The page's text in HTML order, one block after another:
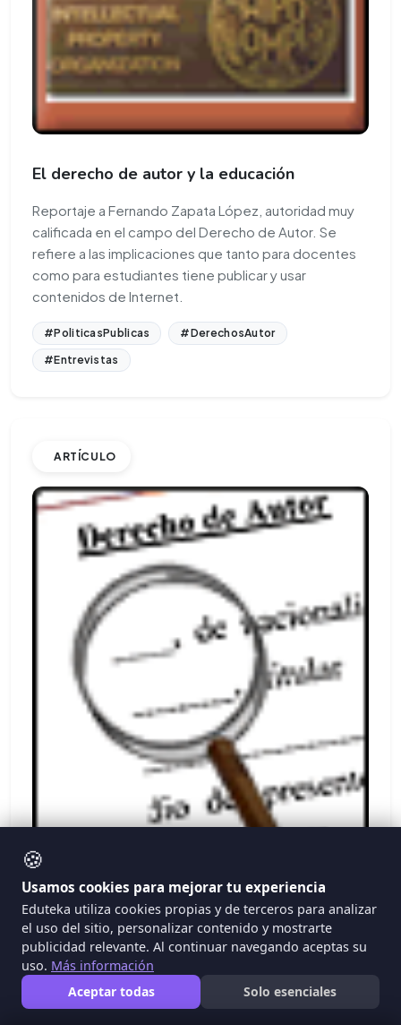
El derecho de autor y la educación
Reportaje a Fernando Zapata López, autoridad muy
calificada en el campo del Derecho de Autor. Se
refiere a las implicaciones que tanto para docentes
como para estudiantes tiene publicar y usar
contenidos de Internet.
#PoliticasPublicas
#DerechosAutor
#Entrevistas
ARTÍCULO
Limitaciones o excepciones al derecho de
autor
Debido a la trascendencia de las obras intelectuales,
se ha reconocido el derecho de la sociedad frente al
🍪
Usamos cookies para mejorar tu experiencia
Eduteka utiliza cookies propias y de terceros para analizar
el uso del sitio, personalizar contenido y mostrarte
publicidad relevante. Al continuar navegando aceptas su
uso. Más información
Aceptar todas
Solo esenciales